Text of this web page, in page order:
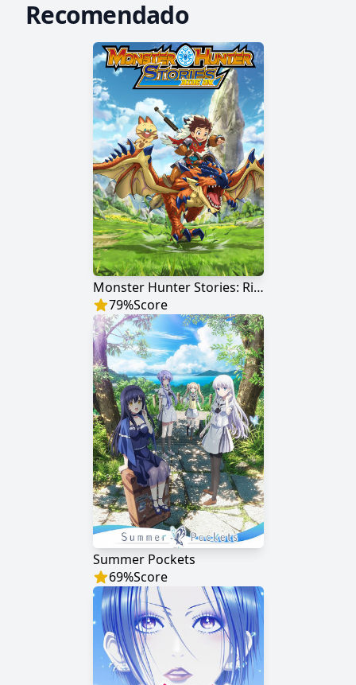
Recomendado
Monster Hunter Stories: Ride on
79%Score
Summer Pockets
69%Score